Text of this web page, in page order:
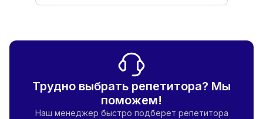
Трудно выбрать репетитора? Мы
поможем!
Наш менеджер быстро подберет репетитора